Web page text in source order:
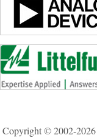
Copyright © 2002-